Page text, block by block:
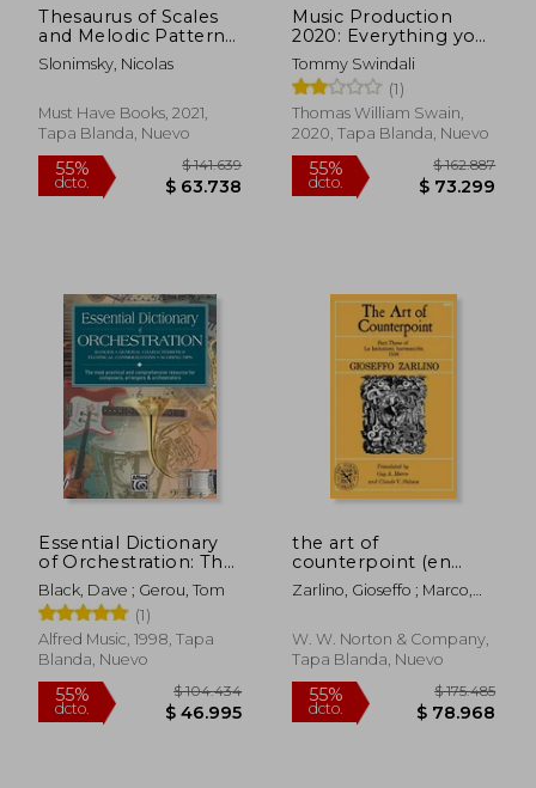
55% $ 177.249 45% $
Thesaurus of Scales
and Melodic Patterns
(en Inglés)
Slonimsky, Nicolas
Must Have Books, 2021,
Tapa Blanda, Nuevo
Music Production
2020: Everything you
Need to Know About
Producing Music,
Studio Recording,
Mixing, Mastering and
Songwriting in 2020
Inglés)
Tommy Swindali
(1)
Thomas William Swain,
2020, Tapa Blanda, Nuevo
Essential Dictionary
of Orchestration: The
Most Practical and
Comprehensive
Resource for
Composers,
Arrangers and
(Essential Dictionary
Series) (en Inglés)
Black, Dave ; Gerou, Tom
(1)
Alfred Music, 1998, Tapa
Blanda, Nuevo
the art of
counterpoint (en
Inglés)
Zarlino, Gioseffo ; Marco,
W. W. Norton & Company,
Tapa Blanda, Nuevo